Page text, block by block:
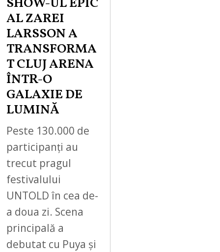
AL ZAREI
LARSSON A
TRANSFORMA
T CLUJ ARENA
ÎNTR-O
GALAXIE DE
LUMINĂ
Peste 130.000 de
participanți au
trecut pragul
festivalului
UNTOLD în cea de-
a doua zi. Scena
principală a
debutat cu Puya și